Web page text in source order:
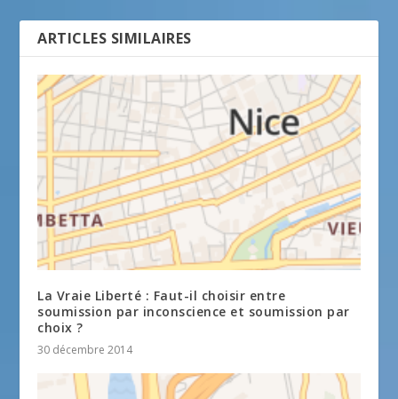
ARTICLES SIMILAIRES
La Vraie Liberté : Faut-il choisir entre
soumission par inconscience et soumission par
choix ?
30 décembre 2014